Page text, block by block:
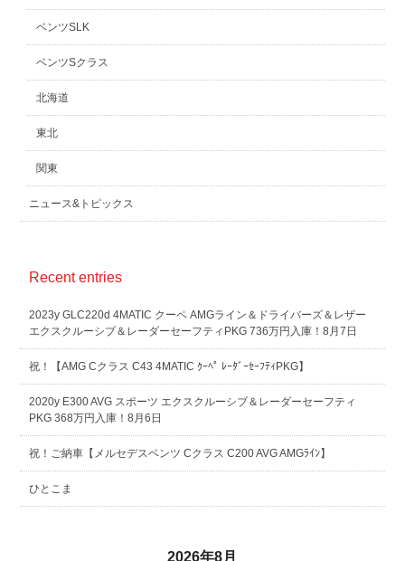
ベンツSLK
ベンツSクラス
北海道
東北
関東
ニュース&トピックス
Recent entries
2023y GLC220d 4MATIC クーペ AMGライン＆ドライバーズ＆レザー
エクスクルーシブ＆レーダーセーフティPKG 736万円入庫！8月7日
祝！【AMG Cクラス C43 4MATIC ｸｰﾍﾟ ﾚｰﾀﾞｰｾｰﾌﾃｨPKG】
2020y E300 AVG スポーツ エクスクルーシブ＆レーダーセーフティ
PKG 368万円入庫！8月6日
祝！ご納車【メルセデスベンツ Cクラス C200 AVG AMGﾗｲﾝ】
ひとこま
2026年8月